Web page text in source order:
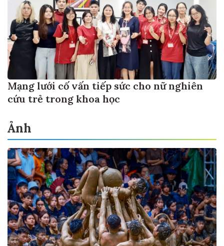
Mạng lưới cố vấn tiếp sức cho nữ nghiên
cứu trẻ trong khoa học
Ảnh